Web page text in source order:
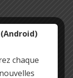
chaque